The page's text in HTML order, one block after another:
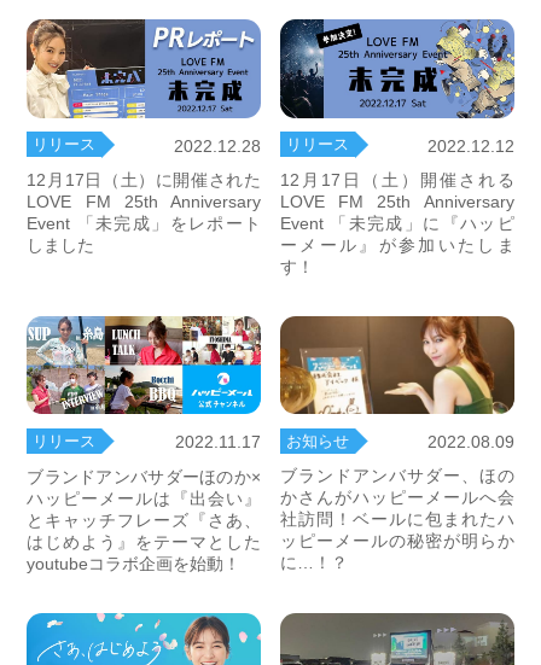
リリース
2022.12.28
12月17日（土）に開催された
LOVE FM 25th Anniversary
Event 「未完成」をレポート
しました
リリース
2022.12.12
12月17日（土）開催される
LOVE FM 25th Anniversary
Event 「未完成」に『ハッピ
ーメール』が参加いたしま
す！
リリース
2022.11.17
ブランドアンバサダーほのか×
ハッピーメールは『出会い』
とキャッチフレーズ『さあ、
はじめよう』をテーマとした
youtubeコラボ企画を始動！
お知らせ
2022.08.09
ブランドアンバサダー、ほの
かさんがハッピーメールへ会
社訪問！ベールに包まれたハ
ッピーメールの秘密が明らか
に…！？